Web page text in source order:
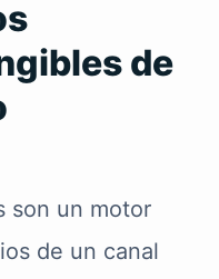
de
son un motor
de un canal